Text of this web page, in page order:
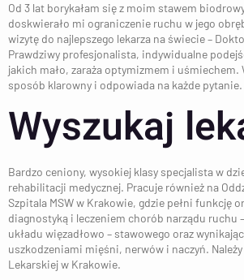
Od 3 lat borykałam się z moim stawem
doskwierało mi ograniczenie ruchu w jego
wizytę do najlepszego lekarza na świecie –
Prawdziwy profesjonalista, indywidualne
jakich mało, zaraża optymizmem i uśmiechem.
sposób klarowny i odpowiada na każde pytanie.
Wyszukaj
Bardzo ceniony, wysokiej klasy specjalista w
rehabilitacji medycznej. Pracuje również na
Szpitala MSW w Krakowie, gdzie pełni funkcję
diagnostyką i leczeniem chorób narządu ruchu
układu więzadłowo – stawowego oraz
uszkodzeniami mięśni, nerwów i naczyń.
Lekarskiej w Krakowie.